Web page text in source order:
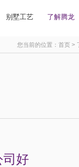
别墅工艺 了解腾龙
您当前的位置： 首页 >
司好